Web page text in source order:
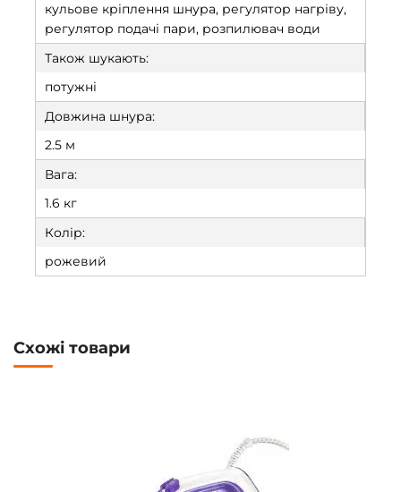
кульове кріплення шнура, регулятор нагріву,
регулятор подачі пари, розпилювач води
Також шукають:
потужні
Довжина шнура:
2.5 м
Вага:
1.6 кг
Колір:
рожевий
Схожі товари